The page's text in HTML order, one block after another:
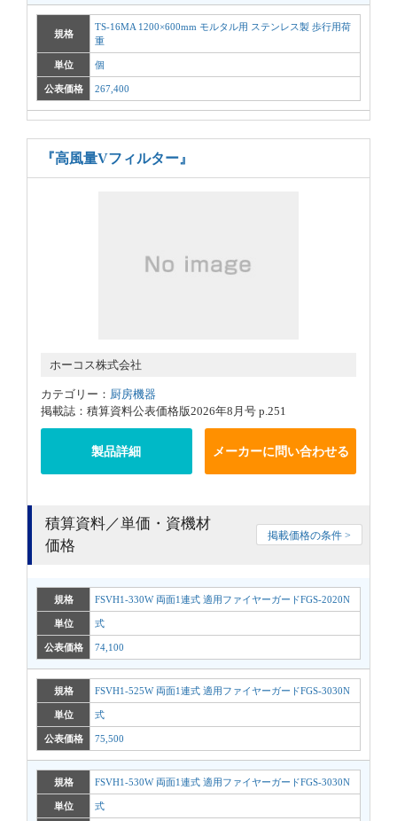
規格
TS-16MA 1200×600mm モルタル用 ステンレス製 歩行用荷
重
単位 個
公表価格 267,400
『高風量Vフィルター』
ホーコス株式会社
カテゴリー： 厨房機器
掲載誌：積算資料公表価格版2026年8月号 p.251
製品詳細 メーカーに問い合わせる
積算資料／単価・資機材
価格
掲載価格の条件 >
規格 FSVH1-330W 両面1連式 適用ファイヤーガードFGS-2020N
単位 式
公表価格 74,100
規格 FSVH1-525W 両面1連式 適用ファイヤーガードFGS-3030N
単位 式
公表価格 75,500
規格 FSVH1-530W 両面1連式 適用ファイヤーガードFGS-3030N
単位 式